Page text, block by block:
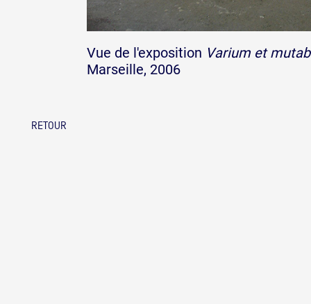
Vue de l'exposition Varium et
Marseille, 2006
RETOUR